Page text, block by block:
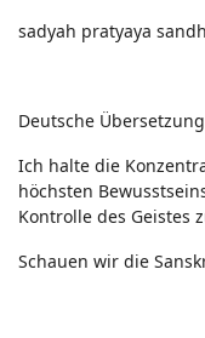
sadyah pratyaya
Deutsche
Ich halte die
höchsten
Kontrolle des Geistes
Schauen wir die